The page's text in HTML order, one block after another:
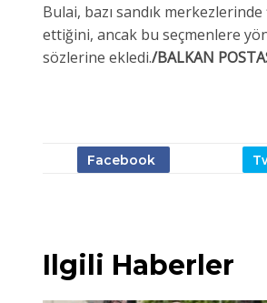
Bulai, bazı sandık
ettiğini, ancak bu seçmenlere
sözlerine ekledi./BALKAN
Ilgili Haberler